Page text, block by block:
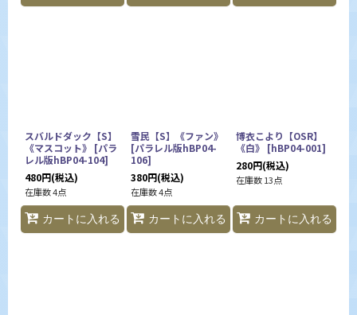
スバルドダック【S】
《マスコット》 [パラ
レル版hBP04-104]
480円(税込)
在庫数 4点
カートに入れる
雪民【S】《ファン》
[パラレル版hBP04-
106]
380円(税込)
在庫数 4点
カートに入れる
博衣こより【OSR】
《白》 [hBP04-001]
280円(税込)
在庫数 13点
カートに入れる